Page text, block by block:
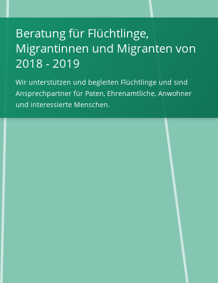
Beratung für Flüchtlinge,
Migrantinnen und Migranten von
2018 - 2019
Wir unterstützen und begleiten Flüchtlinge und sind
Ansprechpartner für Paten, Ehrenamtliche, Anwohner
und interessierte Menschen.